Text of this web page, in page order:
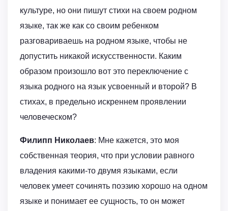
культуре, но они пишут стихи на своем родном
языке, так же как со своим ребенком
разговариваешь на родном языке, чтобы не
допустить никакой искусственности. Каким
образом произошло вот это переключение с
языка родного на язык усвоенный и второй? В
стихах, в предельно искреннем проявлении
человеческом?
Филипп Николаев: Мне кажется, это моя
собственная теория, что при условии равного
владения какими-то двумя языками, если
человек умеет сочинять поэзию хорошо на одном
языке и понимает ее сущность, то он может